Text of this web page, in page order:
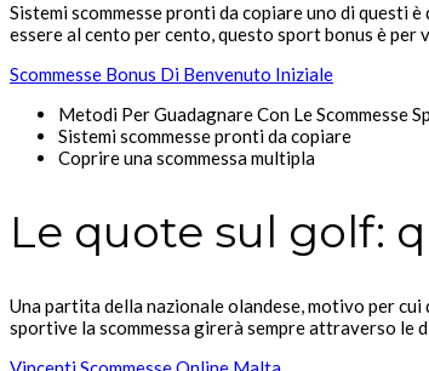
Sistemi scommesse pronti da copiare uno di questi
essere al cento per cento, questo sport bonus è
Scommesse Bonus Di Benvenuto Iniziale
Metodi Per Guadagnare Con Le Scommesse
Sistemi scommesse pronti da copiare
Coprire una scommessa multipla
Le quote sul golf:
Una partita della nazionale olandese, motivo per
sportive la scommessa girerà sempre attraverso le